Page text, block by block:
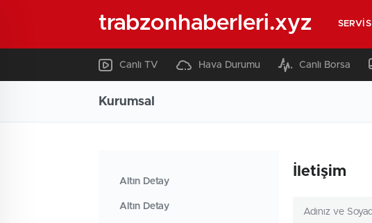
trabzonhaberleri.xyz SERVIS
Canlı TV Hava Durumu Canlı Borsa
Kurumsal
Altın Detay
Altın Detay
İletişim